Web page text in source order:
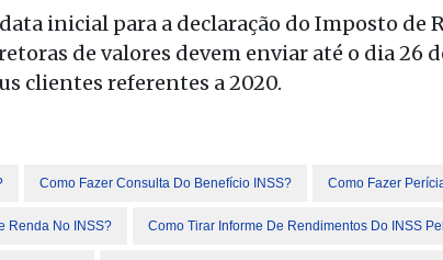
inicial para a declaração do Imposto de
de valores devem enviar até o dia 26
clientes referentes a 2020.
Como Fazer Consulta Do Benefício INSS? Como Fazer
Renda No INSS? Como Tirar Informe De Rendimentos Do INSS